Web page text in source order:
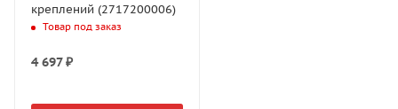
креплений (2717200006)
Товар под заказ
4 697₽